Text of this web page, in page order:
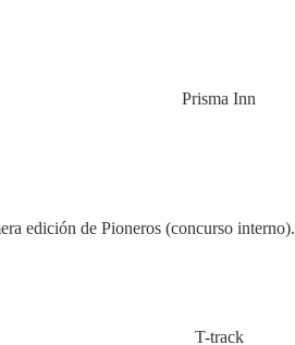
edición de Pioneros (concurso interno).